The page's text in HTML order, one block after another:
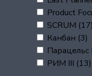
Product
SCRUM (17)
Канбан (3)
РИМ III (13)